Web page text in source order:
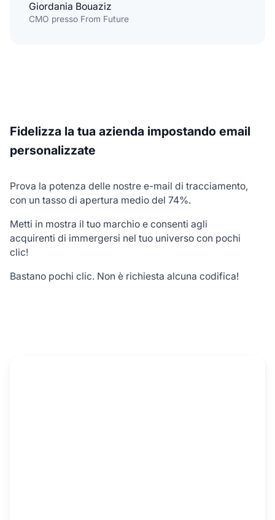
Giordania Bouaziz
CMO presso From Future
Fidelizza la tua azienda impostando email
personalizzate
Prova la potenza delle nostre e-mail di tracciamento,
con un tasso di apertura medio del 74%.
Metti in mostra il tuo marchio e consenti agli
acquirenti di immergersi nel tuo universo con pochi
clic!
Bastano pochi clic. Non è richiesta alcuna codifica!